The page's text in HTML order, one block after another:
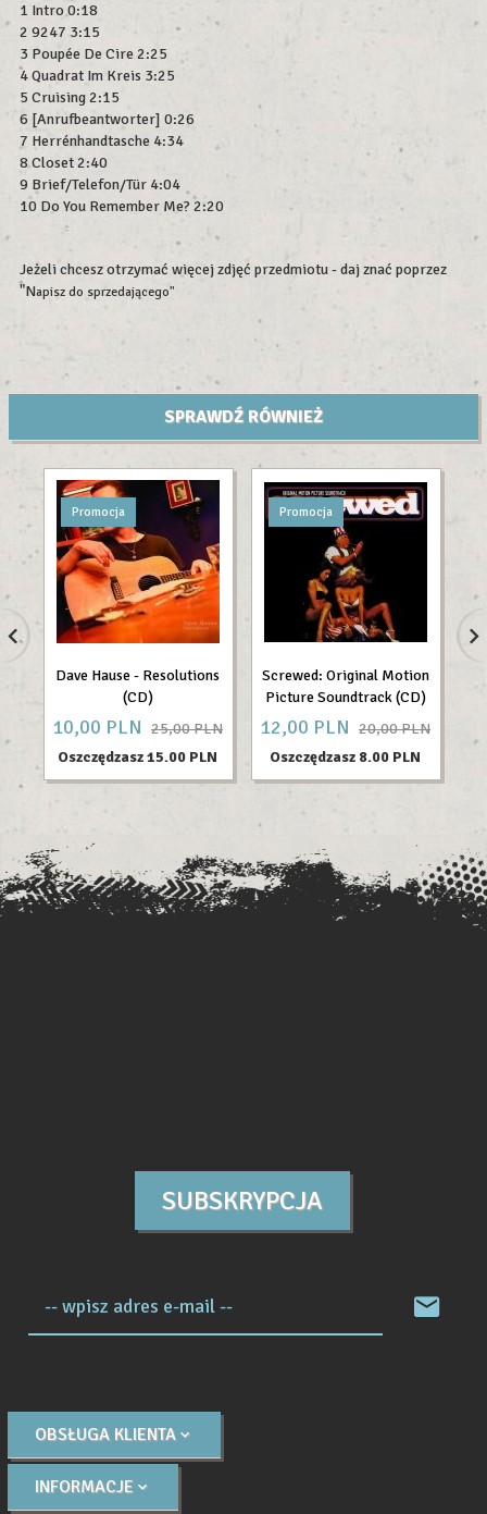
1 Intro 0:18
2 9247 3:15
3 Poupée De Cire 2:25
4 Quadrat Im Kreis 3:25
5 Cruising 2:15
6 [Anrufbeantworter] 0:26
7 Herrénhandtasche 4:34
8 Closet 2:40
9 Brief/Telefon/Tür 4:04
10 Do You Remember Me? 2:20
Jeżeli chcesz otrzymać więcej zdjęć przedmiotu - daj znać poprzez
"Napisz do sprzedającego"
SPRAWDŹ RÓWNIEŻ
Promocja
Dave Hause - Resolutions
(CD)
10,00 PLN 25,00 PLN
Oszczędzasz 15.00 PLN
Promocja
Screwed: Original Motion
Picture Soundtrack (CD)
12,00 PLN 20,00 PLN
Oszczędzasz 8.00 PLN
SUBSKRYPCJA
-- wpisz adres e-mail --
OBSŁUGA KLIENTA
INFORMACJE